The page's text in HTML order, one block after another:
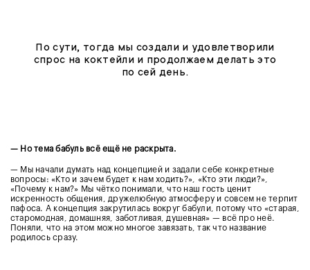
По сути, тогда мы создали и удовлетворили
спрос на коктейли и продолжаем делать это
по сей день.
— Но тема бабуль всё ещё не раскрыта.
— Мы начали думать над концепцией и задали себе конкретные
вопросы: «Кто и зачем будет к нам ходить?», «Кто эти люди?»,
«Почему к нам?» Мы чётко понимали, что наш гость ценит
искренность общения, дружелюбную атмосферу и совсем не терпит
пафоса. А концепция закрутилась вокруг бабули, потому что «старая,
старомодная, домашняя, заботливая, душевная» — всё про неё.
Поняли, что на этом можно многое завязать, так что название
родилось сразу.